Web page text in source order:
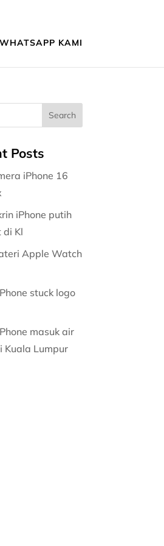
WHATSAPP KAMI
Posts
iPhone 16
iPhone putih
di Kl
Apple Watch
stuck logo
masuk air
Kuala Lumpur